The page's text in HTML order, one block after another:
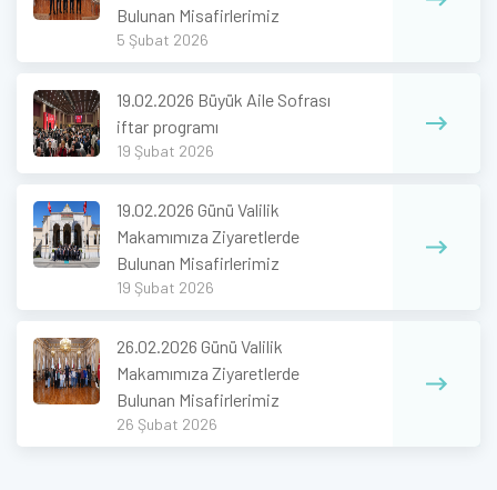
Bulunan Misafirlerimiz
5 Şubat 2026
19.02.2026 Büyük Aile Sofrası
iftar programı
19 Şubat 2026
19.02.2026 Günü Valilik
Makamımıza Ziyaretlerde
Bulunan Misafirlerimiz
19 Şubat 2026
26.02.2026 Günü Valilik
Makamımıza Ziyaretlerde
Bulunan Misafirlerimiz
26 Şubat 2026